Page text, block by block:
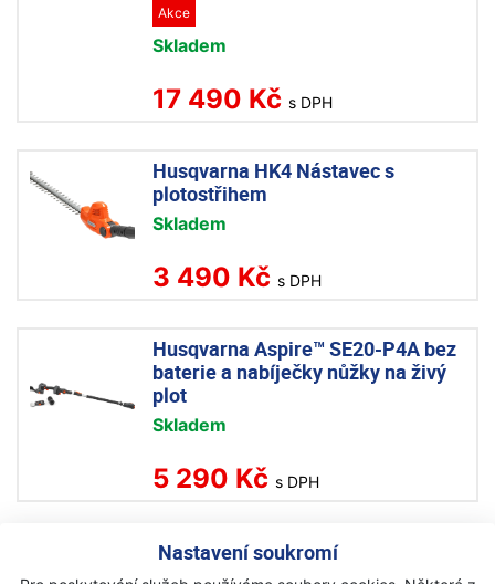
Nastavení soukromí
Akce
Skladem
17 490 Kč s DPH
Husqvarna HK4 Nástavec s
plotostřihem
Skladem
3 490 Kč s DPH
Husqvarna Aspire™ SE20-P4A bez
baterie a nabíječky nůžky na živý
plot
Skladem
5 290 Kč s DPH
Husqvarna Aspire™ SE20-P4A
včetně baterie a nabíječky nůžky